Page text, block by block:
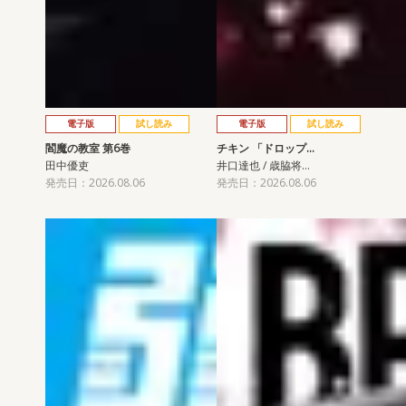
電子版 試し読み
閻魔の教室 第6巻
田中優吏
発売日：2026.08.06
電子版 試し読み
チキン 「ドロップ…
井口達也 / 歳脇将…
発売日：2026.08.06